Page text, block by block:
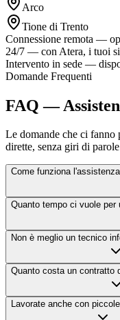
Arco
Tione di Trento
Connessione remota —
24/7 — con Atera, i tuoi
Intervento in sede —
Domande Frequenti
FAQ —
Le domande che ci fanno
dirette, senza giri di
Come funziona
Quanto tempo ci vuole per
Non è meglio un tecnico
Quanto costa un contratto
Lavorate anche con